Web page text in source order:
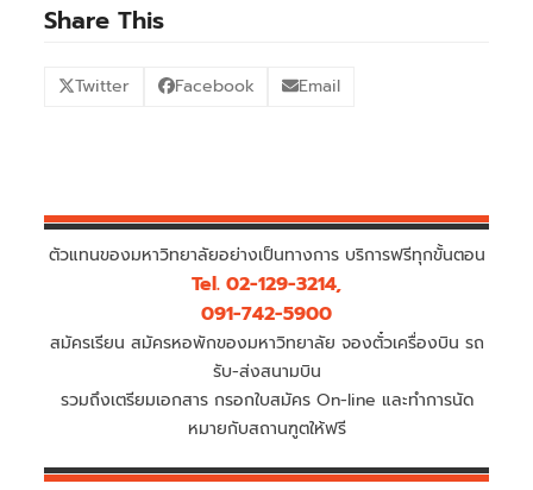
Share This
Twitter Facebook Email
ตัวแทนของมหาวิทยาลัยอย่างเป็นทางการ บริการฟรีทุกขั้นตอน
Tel. 02-129-3214,
091-742-5900
สมัครเรียน สมัครหอพักของมหาวิทยาลัย จองตั๋วเครื่องบิน รถ
รับ-ส่งสนามบิน
รวมถึงเตรียมเอกสาร กรอกใบสมัคร On-line และทำการนัด
หมายกับสถานฑูตให้ฟรี